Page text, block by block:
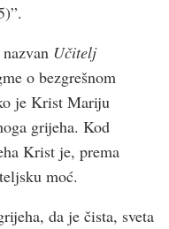
Učitelj
o bezgrešnom
je Krist Mariju
grijeha. Kod
Krist je, prema
moć.
da je čista, sveta